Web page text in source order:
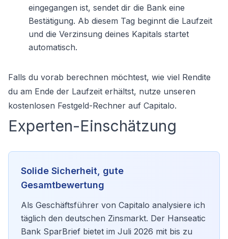
eingegangen ist, sendet dir die Bank eine
Bestätigung. Ab diesem Tag beginnt die Laufzeit
und die Verzinsung deines Kapitals startet
automatisch.
Falls du vorab berechnen möchtest, wie viel Rendite
du am Ende der Laufzeit erhältst, nutze unseren
kostenlosen Festgeld-Rechner auf Capitalo.
Experten-Einschätzung
Solide Sicherheit, gute
Gesamtbewertung
Als Geschäftsführer von Capitalo analysiere ich
täglich den deutschen Zinsmarkt. Der Hanseatic
Bank SparBrief bietet im Juli 2026 mit bis zu